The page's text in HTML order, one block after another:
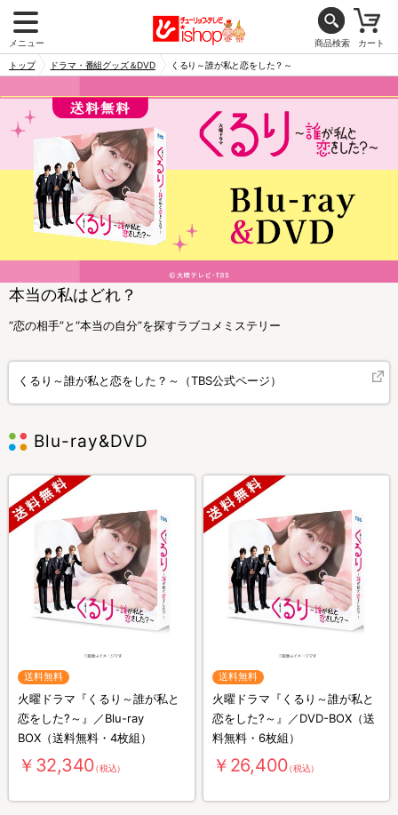
メニュー 商品検索 カート
トップ ドラマ・番組グッズ＆DVD くるり～誰が私と恋をした？～
本当の私はどれ？
“恋の相手”と“本当の自分”を探すラブコメミステリー
くるり～誰が私と恋をした？～（TBS公式ページ）
Blu-ray&DVD
送料無料
火曜ドラマ『くるり～誰が私と
恋をした?～』／Blu-ray
BOX（送料無料・4枚組）
￥32,340（税込）
送料無料
火曜ドラマ『くるり～誰が私と
恋をした?～』／DVD-BOX（送
料無料・6枚組）
￥26,400（税込）